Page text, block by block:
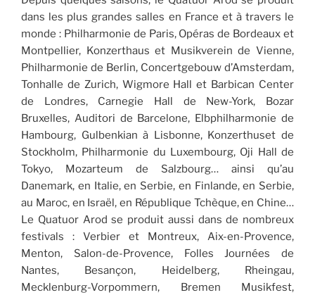
dans les plus grandes salles en France et à travers le
monde : Philharmonie de Paris, Opéras de Bordeaux et
Montpellier, Konzerthaus et Musikverein de Vienne,
Philharmonie de Berlin, Concertgebouw d’Amsterdam,
Tonhalle de Zurich, Wigmore Hall et Barbican Center
de Londres, Carnegie Hall de New-York, Bozar
Bruxelles, Auditori de Barcelone, Elbphilharmonie de
Hambourg, Gulbenkian à Lisbonne, Konzerthuset de
Stockholm, Philharmonie du Luxembourg, Oji Hall de
Tokyo, Mozarteum de Salzbourg… ainsi qu’au
Danemark, en Italie, en Serbie, en Finlande, en Serbie,
au Maroc, en Israël, en République Tchèque, en Chine…
Le Quatuor Arod se produit aussi dans de nombreux
festivals : Verbier et Montreux, Aix-en-Provence,
Menton, Salon-de-Provence, Folles Journées de
Nantes, Besançon, Heidelberg, Rheingau,
Mecklenburg-Vorpommern, Bremen Musikfest,